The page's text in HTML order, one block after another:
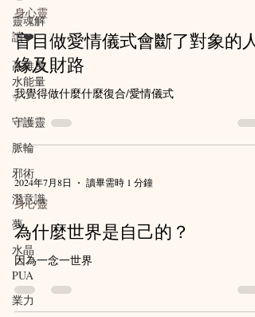
靈魂解
讀❤️
高維風
水能量
✨
守護靈
脈輪
邪術
潛意識
夢
水晶
PUA
業力
身心靈
盲目做愛情儀式會斷了對象的人
緣及財路
我覺得做什麼什麼復合/愛情儀式
2024年7月8日 讀畢需時 1 分鐘
身心靈
為什麼世界是自己的？
因為一念一世界